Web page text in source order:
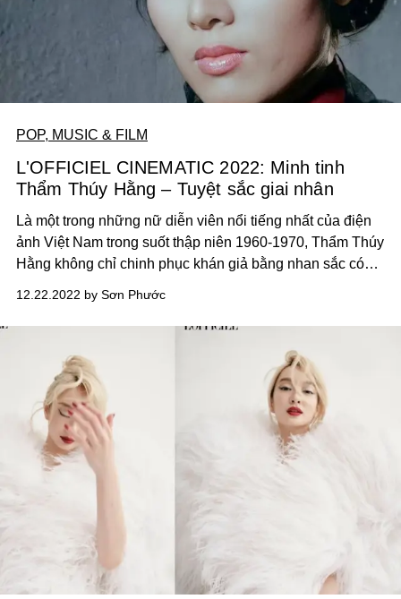
POP, MUSIC & FILM
L'OFFICIEL CINEMATIC 2022: Minh tinh
Thẩm Thúy Hằng – Tuyệt sắc giai nhân
Là một trong những nữ diễn viên nổi tiếng nhất của điện
ảnh Việt Nam trong suốt thập niên 1960-1970, Thẩm Thúy
Hằng không chỉ chinh phục khán giả bằng nhan sắc có
nhận được mọi loại vai.
12.22.2022 by Sơn Phước